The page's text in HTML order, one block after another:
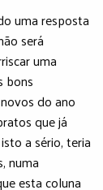
uma resposta
será
uma
bons
do ano
que já
a sério, teria
numa
esta coluna